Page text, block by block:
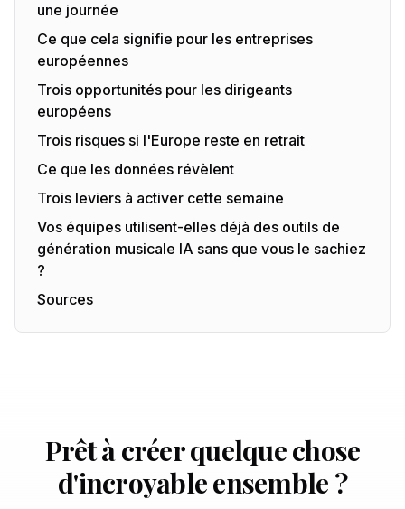
une journée
Ce que cela signifie pour les entreprises
européennes
Trois opportunités pour les dirigeants
européens
Trois risques si l'Europe reste en retrait
Ce que les données révèlent
Trois leviers à activer cette semaine
Vos équipes utilisent-elles déjà des outils de
génération musicale IA sans que vous le sachiez
?
Sources
Prêt à créer quelque chose
d'incroyable ensemble ?